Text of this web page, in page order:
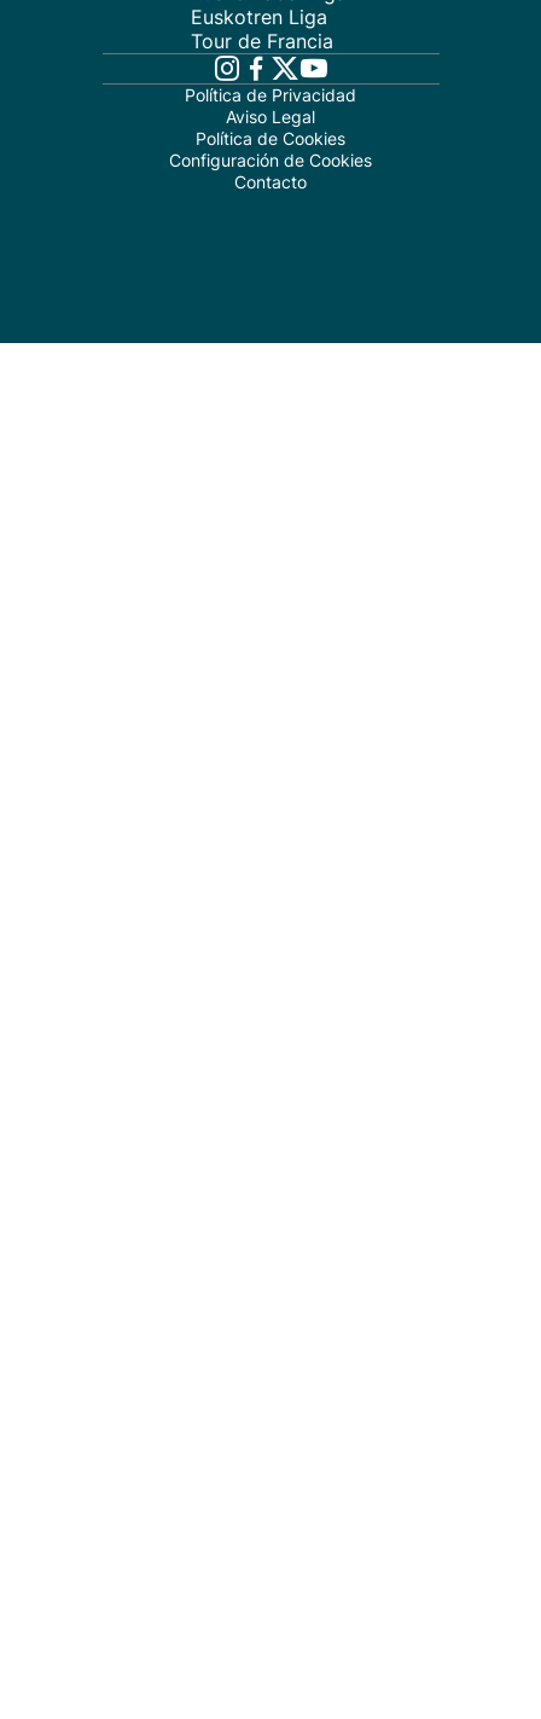
Euskotren Liga
Tour de Francia
Política de Privacidad
Aviso Legal
Política de Cookies
Configuración de Cookies
Contacto